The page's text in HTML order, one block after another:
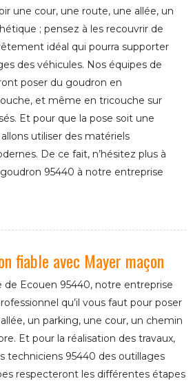
une cour, une route, une allée, un
; pensez à les recouvrir de
idéal qui pourra supporter
des véhicules. Nos équipes de
poser du goudron en
et même en tricouche sur
Et pour que la pose soit une
utiliser des matériels
De ce fait, n’hésitez plus à
95440 à notre entreprise
fiable avec Mayer maçon
de Ecouen 95440, notre entreprise
qu’il vous faut pour poser
un parking, une cour, un chemin
Et pour la réalisation des travaux,
techniciens 95440 des outillages
respecteront les différentes étapes